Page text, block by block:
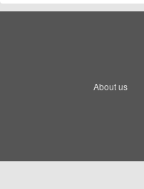
About us